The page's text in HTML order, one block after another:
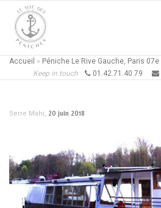
Accueil » Péniche Le Rive Gauche, Paris 07e
Keep in touch
01.42.71.40.79
Serre Mahi, 20 juin 2018